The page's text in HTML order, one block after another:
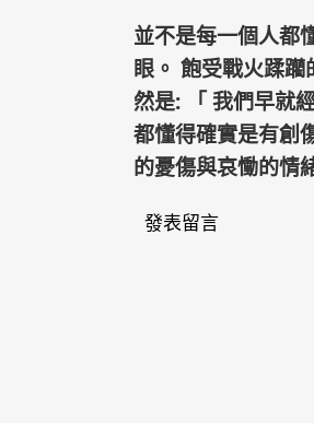
並不是每一個人都
眼。 飽受戰火蹂
然是:
「我們早就
都懂得確實是有創
的憂傷與哀慟的情
發表留言